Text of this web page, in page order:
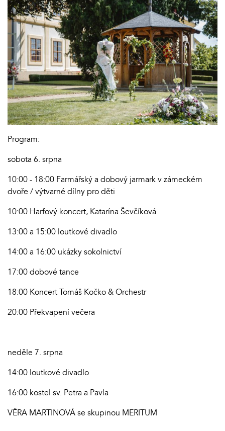
Program:
sobota 6. srpna
10:00 - 18:00 Farmářský a dobový jarmark v zámeckém
dvoře / výtvarné dílny pro děti
10:00 Harfový koncert, Katarína Ševčíková
13:00 a 15:00 loutkové divadlo
14:00 a 16:00 ukázky sokolnictví
17:00 dobové tance
18:00 Koncert Tomáš Kočko & Orchestr
20:00 Překvapení večera
neděle 7. srpna
14:00 loutkové divadlo
16:00 kostel sv. Petra a Pavla
VĚRA MARTINOVÁ se skupinou MERITUM